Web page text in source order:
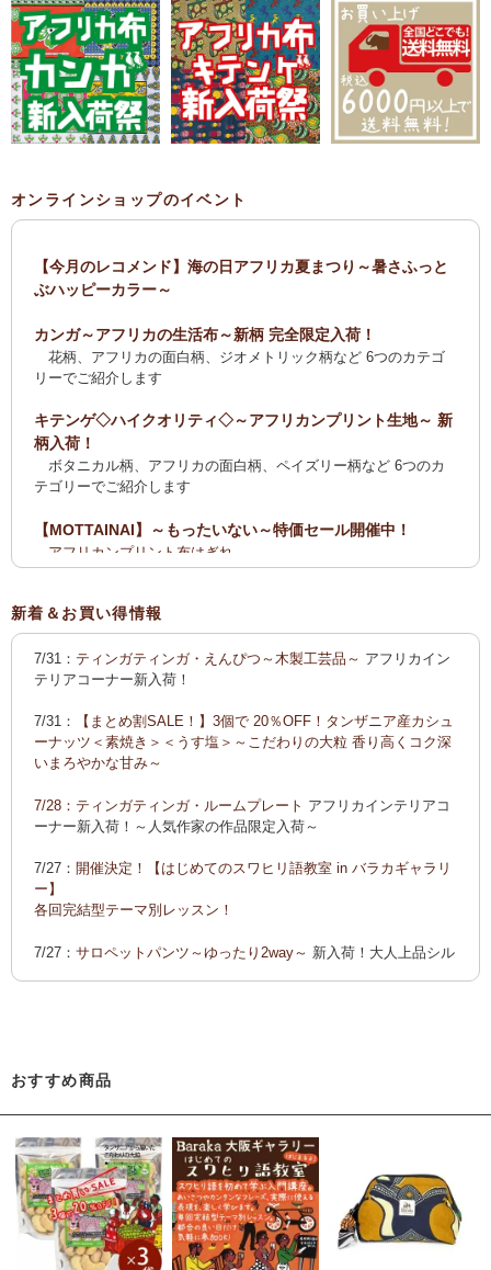
オンラインショップのイベント
【今月のレコメンド】海の日アフリカ夏まつり～暑さふっと
ぶハッピーカラー～
カンガ～アフリカの生活布～新柄 完全限定入荷！
花柄、アフリカの面白柄、ジオメトリック柄など 6つのカテゴ
リーでご紹介します
キテンゲ◇ハイクオリティ◇～アフリカンプリント生地～ 新
柄入荷！
ボタニカル柄、アフリカの面白柄、ペイズリー柄など 6つのカ
テゴリーでご紹介します
【MOTTAINAI】～もったいない～特価セール開催中！
アフリカンプリント布はぎれ
ティンガティンガ・アート【会員様シークレットセール】ワケ
【全国送料無料サービス】タンザニア産コーヒー・紅茶・ス
パイス・デーツ・乳香・モリンガ・書籍
2025新刊！「アフリカのむかしばなし〈全3巻〉」
カンガ～アフリカの生活布～ 新柄入荷！〈大判復刻版〉入
荷！
花柄、アフリカの面白柄、ジオメトリック柄など5つのカテゴリ
カンガ 会員様お買い得！
カンガ 人気柄が限定数再入荷！
限
定生産記念カンガ 会員セール中！
「ポイントカーニバル」開催中
◆お買い上げ商品へのご感想をお送り下さると、お買い物に使
えるポイントプレゼント！詳しくは、
新着＆お買い得情報
7/31： ティンガティンガ・えんぴつ～木製工芸品～ アフリカイン
テリアコーナー新入荷！
7/31：
【まとめ割SALE！】3個で 20％OFF！タンザニア産カシュ
ーナッツ＜素焼き＞＜うす塩＞～こだわりの大粒 香り高くコク深
いまろやかな甘み～
7/28： ティンガティンガ・ルームプレート アフリカインテリアコ
ーナー新入荷！～人気作家の作品限定入荷～
7/27： 開催決定！【はじめてのスワヒリ語教室 in バラカギャラリ
ー】
各回完結型テーマ別レッスン！
7/27： サロペットパンツ～ゆったり2way～ 新入荷！大人上品シル
7/21：夏休み開催決定！【アフリカンワークショップ in バラカギ
ャラリー】
「ティンガティンガ・うちわ作り」 「ティンガティンガを描こ
う」
7/21：リバーシブルB4トートバッグ新入荷！
おすすめ商品